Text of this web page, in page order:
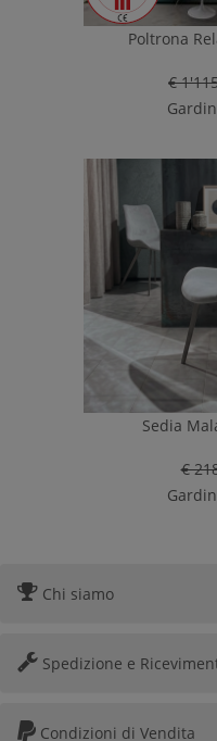
Poltrona
€
Sedia
€
Chi siamo
Spedizione e
Condizioni di Vendita